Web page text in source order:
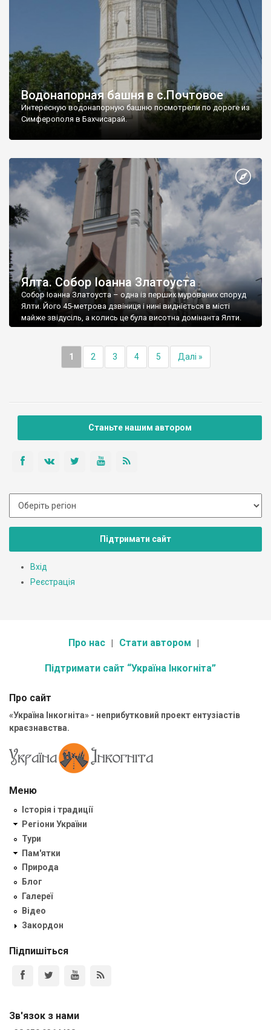
Водонапорная башня в с.Почтовое
Интересную водонапорную башню посмотрели по дороге из
Симферополя в Бахчисарай.
Ялта. Собор Іоанна Златоуста
Собор Іоанна Златоуста – одна із перших мурованих споруд
Ялти. Його 45-метрова дзвіниця і нині видніється в місті
майже звідусіль, а колись це була висотна домінанта Ялти.
1 2 3 4 5 Далі »
Станьте нашим автором
Підтримати сайт
Вхід
Реєстрація
Про нас Стати автором
Підтримати сайт “Україна Інкогніта”
Про сайт
«Україна Інкогніта» - неприбутковий проект ентузіастів
краєзнавства.
Меню
Історія і традиції
Регіони України
Тури
Пам'ятки
Природа
Блог
Галереї
Відео
Закордон
Підпишіться
Зв'язок з нами